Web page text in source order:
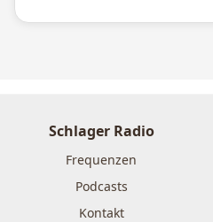
Schlager Radio
Frequenzen
Podcasts
Kontakt